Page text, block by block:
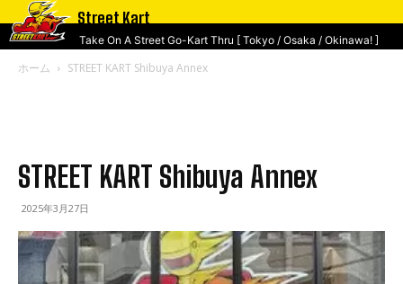
Street Kart
Take On A Street Go-Kart Thru [ Tokyo / Osaka / Okinawa! ]
ホーム STREET KART Shibuya Annex
STREET KART Shibuya Annex
2025年3月27日